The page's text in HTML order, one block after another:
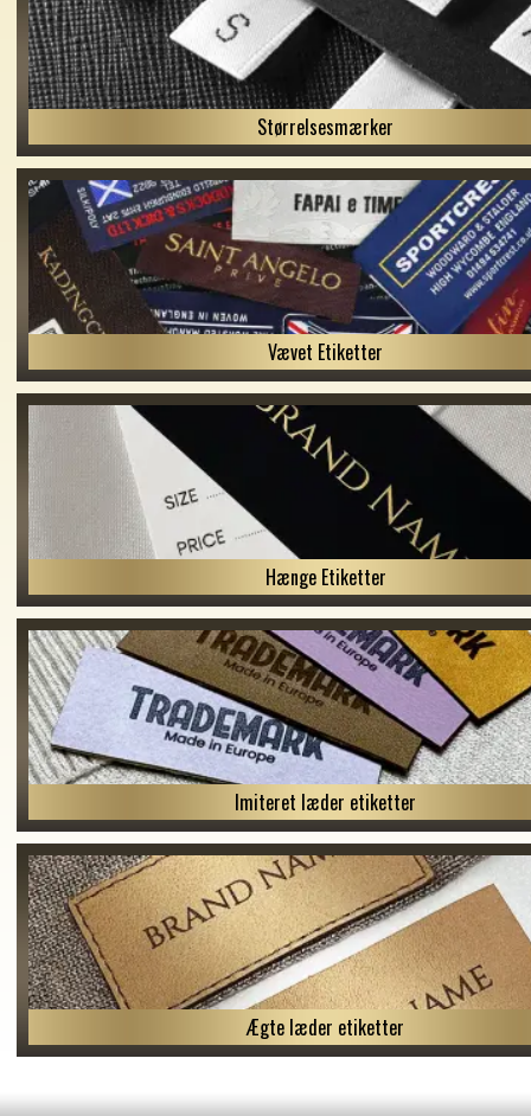
Størrelsesmærker
Vævet Etiketter
Hænge Etiketter
Imiteret læder etiketter
Ægte læder etiketter